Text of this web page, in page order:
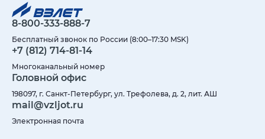
8-800-333-888-7
Бесплатный звонок по России (8:00–17:30 MSK)
+7 (812) 714-81-14
Многоканальный номер
Головной офис
198097, г. Санкт-Петербург, ул. Трефолева, д. 2, лит. АШ
mail@vzljot.ru
Электронная почта